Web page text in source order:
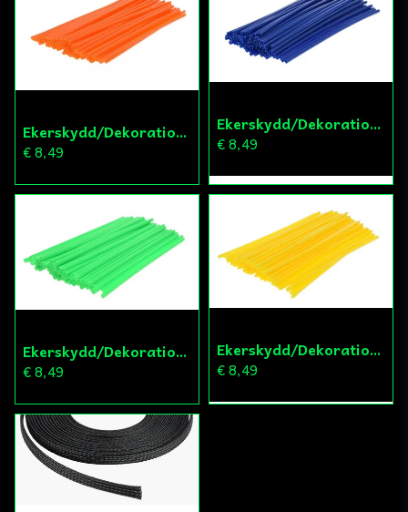
Ekerskydd/Dekoration 72st
€ 8,49
Ekerskydd/Dekoration 72st
€ 8,49
Ekerskydd/Dekoration 72st
€ 8,49
Ekerskydd/Dekoration 72st
€ 8,49